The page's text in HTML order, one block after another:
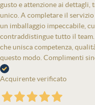
gusto e attenzione ai dettagli,
unico. A completare il
un imballaggio impeccabile,
contraddistingue tutto il team.
che unisca competenza,
questo modo. Complimenti
Acquirente verificato